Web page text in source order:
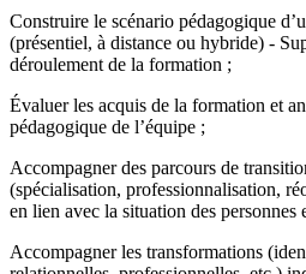
Construire le scénario pédagogique
(présentiel, à distance ou hybride) -
déroulement de la formation ;
Évaluer les acquis de la formation et
pédagogique de l’équipe ;
Accompagner des parcours de
(spécialisation, professionnalisation,
en lien avec la situation des personnes
Accompagner les transformations